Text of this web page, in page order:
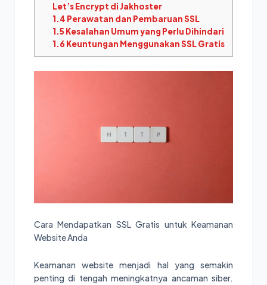
Let’s Encrypt di Jakhoster
1.4 Perawatan dan Pembaruan SSL
1.5Kesalahan Umum yang Perlu Dihindari
1.6 Keuntungan Menggunakan SSL Gratis
Cara Mendapatkan SSL Gratis untuk Keamanan
Website Anda
Keamanan website menjadi hal yang semakin
penting di tengah meningkatnya ancaman siber.